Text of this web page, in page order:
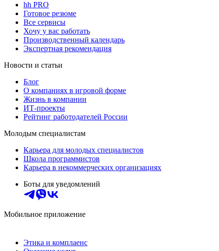
hh PRO
Готовое резюме
Все сервисы
Хочу у вас работать
Производственный календарь
Экспертная рекомендация
Новости и статьи
Блог
О компаниях в игровой форме
Жизнь в компании
ИТ-проекты
Рейтинг работодателей России
Молодым специалистам
Карьера для молодых специалистов
Школа программистов
Карьера в некоммерческих организациях
Боты для уведомлений
Мобильное приложение
Этика и комплаенс